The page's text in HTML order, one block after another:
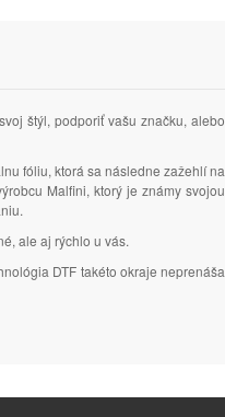
štýl, podporiť vašu značku, alebo
fóliu, ktorá sa následne zažehlí na
Malfini, ktorý je známy svojou
ale aj rýchlo u vás.
DTF takéto okraje neprenáša